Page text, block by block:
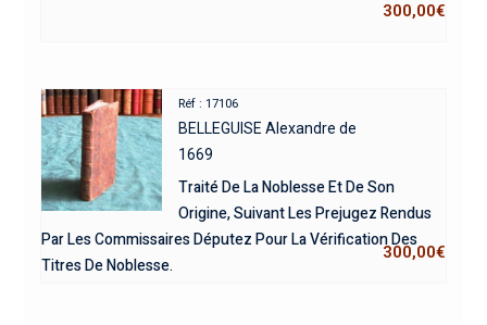
300,00€
Réf : 17106
BELLEGUISE Alexandre de
1669
Traité De La Noblesse Et De Son
Origine, Suivant Les Prejugez Rendus
Par Les Commissaires Députez Pour La Vérification Des
Titres De Noblesse.
300,00€